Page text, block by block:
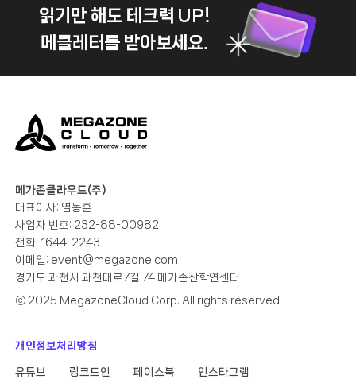
읽기만 해도 테크력 UP!
메클레터를 받아보세요.
메가존클라우드(주)
대표이사: 염동훈
사업자 번호: 232-88-00982
전화: 1644-2243
이메일: event@megazone.com
경기도 과천시 과천대로7길 74 메가존산학연센터
ⓒ 2025 MegazoneCloud Corp. All rights reserved.
개인정보처리방침
유튜브 링크드인 페이스북 인스타그램